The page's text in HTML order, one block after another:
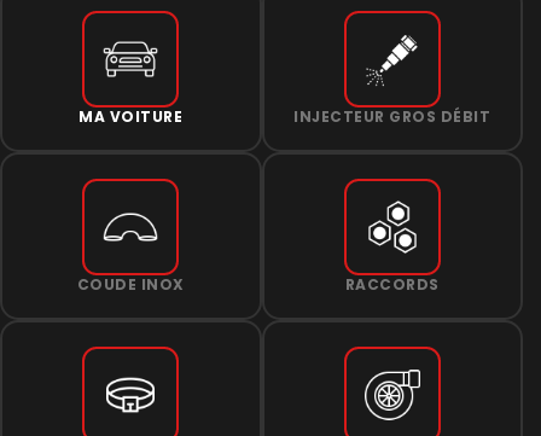
MA VOITURE INJECTEUR GROS DÉBIT
COUDE INOX RACCORDS